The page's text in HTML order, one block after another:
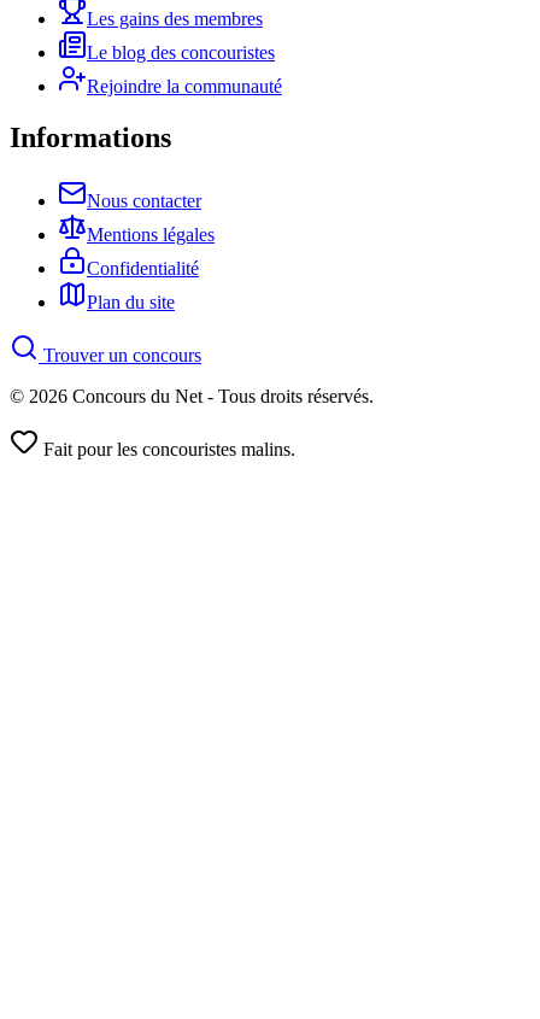
Les gains des membres
Le blog des concouristes
Rejoindre la communauté
Informations
Nous contacter
Mentions légales
Confidentialité
Plan du site
Trouver un concours
© 2026 Concours du Net - Tous droits réservés.
Fait pour les concouristes malins.